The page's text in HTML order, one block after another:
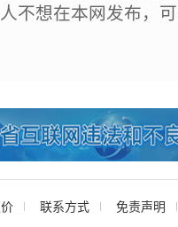
不想在本网发布，
联系方式 免责声明